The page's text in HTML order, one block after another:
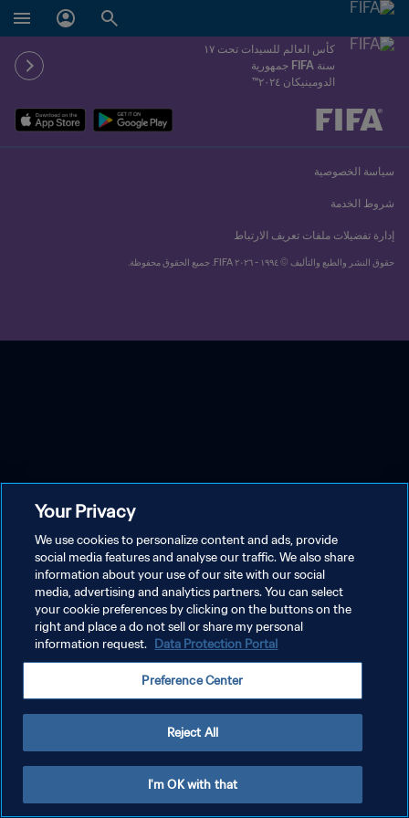
كأس العالم للسيدات تحت ١٧
سنة FIFA جمهورية
الدومينيكان ٢٠٢٤™
يُحدَّد لاحقاً ضد يُحدَّد لاحقاً
سياسة الخصوصية
شروط الخدمة
إدارة تفضيلات ملفات تعريف الارتباط
حقوق النشر والطبع والتأليف © ١٩٩٤ - ٢٠٢٦ FIFA. جميع الحقوق محفوظة.
Your Privacy
We use cookies to personalize content and ads, provide
social media features and analyse our traffic. We also share
information about your use of our site with our social
media, advertising and analytics partners. You can select
your cookie preferences by clicking on the buttons on the
right and place a do not sell or share my personal
information request. Data Protection Portal
Preference Center
Reject All
I'm OK with that